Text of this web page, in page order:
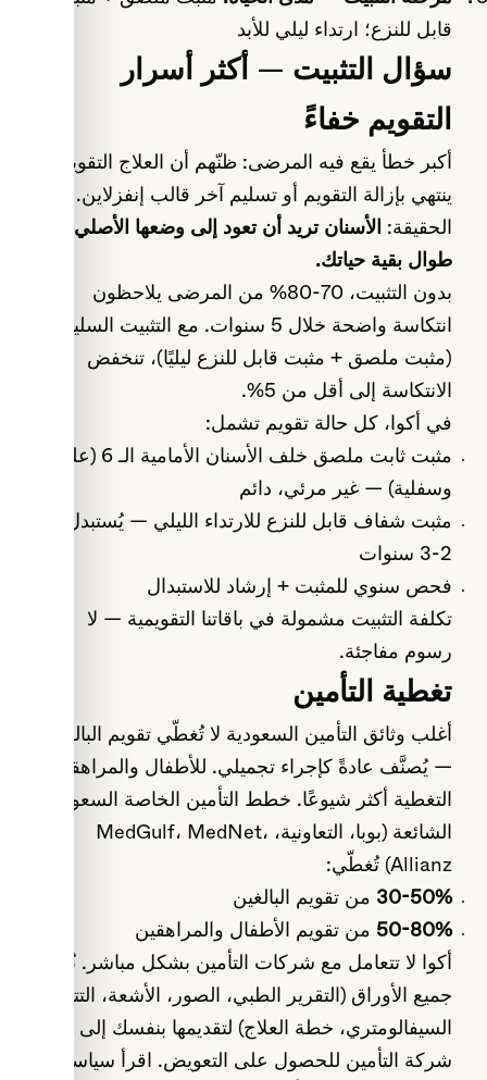
قابل للنزع؛ ارتداء ليلي للأبد
سؤال التثبيت — أكثر أسرار
التقويم خفاءً
أكبر خطأ يقع فيه المرضى: ظنّهم أن العلاج التقويمي
ينتهي بإزالة التقويم أو تسليم آخر قالب إنفزلاين.
الحقيقة: الأسنان تريد أن تعود إلى وضعها الأصلي
طوال بقية حياتك.
بدون التثبيت، 70-80% من المرضى يلاحظون
انتكاسة واضحة خلال 5 سنوات. مع التثبيت السليم
(مثبت ملصق + مثبت قابل للنزع ليليًا)، تنخفض
الانتكاسة إلى أقل من 5%.
في أكوا، كل حالة تقويم تشمل:
مثبت ثابت ملصق خلف الأسنان الأمامية الـ 6 (علوية
وسفلية) — غير مرئي، دائم
مثبت شفاف قابل للنزع للارتداء الليلي — يُستبدل كل
2-3 سنوات
فحص سنوي للمثبت + إرشاد للاستبدال
تكلفة التثبيت مشمولة في باقاتنا التقويمية — لا
رسوم مفاجئة.
تغطية التأمين
أغلب وثائق التأمين السعودية لا تُغطّي تقويم البالغين
— يُصنَّف عادةً كإجراء تجميلي. للأطفال والمراهقين،
التغطية أكثر شيوعًا. خطط التأمين الخاصة السعودية
الشائعة (بوبا، التعاونية، MedGulf، MedNet،
Allianz) تُغطّي:
30-50% من تقويم البالغين
50-80% من تقويم الأطفال والمراهقين
أكوا لا تتعامل مع شركات التأمين بشكل مباشر. نُجهّز
جميع الأوراق (التقرير الطبي، الصور، الأشعة، التتبع
السيفالومتري، خطة العلاج) لتقديمها بنفسك إلى
شركة التأمين للحصول على التعويض. اقرأ سياستنا